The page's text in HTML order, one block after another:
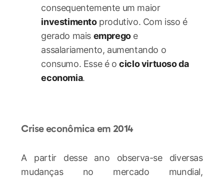
consequentemente um maior
investimentoprodutivo. Com isso é
gerado mais empregoe
assalariamento, aumentando o
consumo. Esse é ociclo virtuoso da
economia.
Crise econômica em 2014
A partir desse ano observa-se diversas
mudanças no mercado mundial,